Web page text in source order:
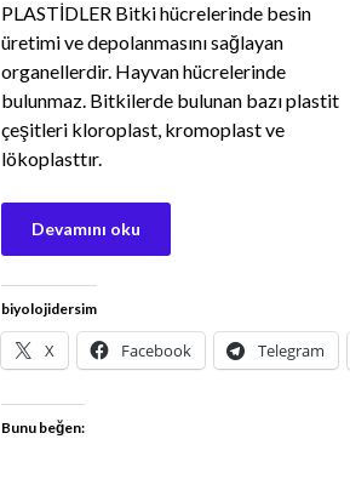
PLASTİDLER Bitki hücrelerinde besin
üretimi ve depolanmasını sağlayan
organellerdir. Hayvan hücrelerinde
bulunmaz. Bitkilerde bulunan bazı plastit
çeşitleri kloroplast, kromoplast ve
lökoplasttır.
Devamını oku
biyolojidersim
X Facebook Telegram
Bunu beğen: